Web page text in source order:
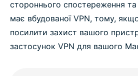
стороннього спостереження та
має вбудованої VPN, тому,
посилити захист вашого
застосунок VPN для вашого